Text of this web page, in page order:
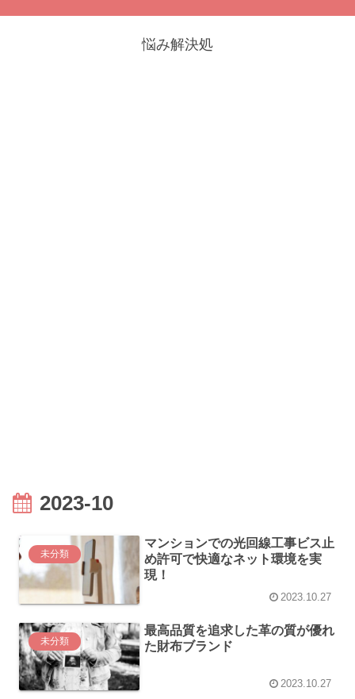
悩み解決処
2023-10
未分類
マンションでの光回線工事ビス止
め許可で快適なネット環境を実
現！
2023.10.27
未分類
最高品質を追求した革の質が優れ
た財布ブランド
2023.10.27